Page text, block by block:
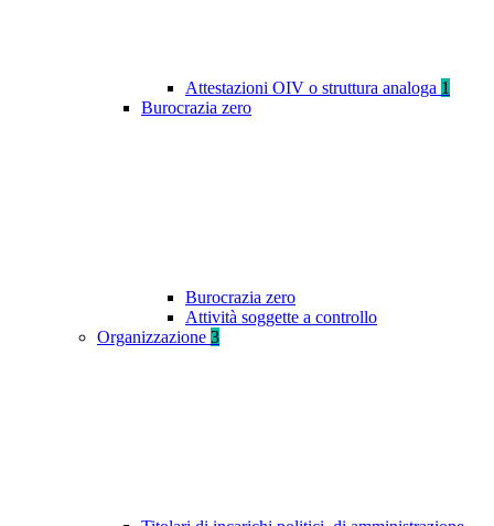
Attestazioni OIV o struttura analoga 1
Burocrazia zero
Burocrazia zero
Attività soggette a controllo
Organizzazione 3